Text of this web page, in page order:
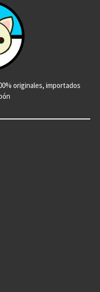
originales, importados